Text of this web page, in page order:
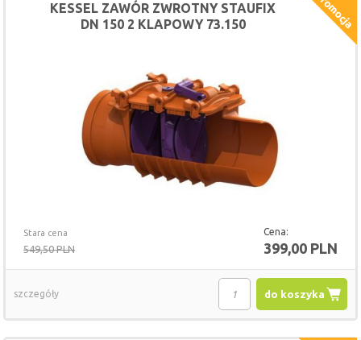
Stara cena
549,50 PLN
Cena:
399,00 PLN
KESSEL ZAWÓR ZWROTNY STAUFIX
DN 150 2 KLAPOWY 73.150
do koszyka
szczegóły